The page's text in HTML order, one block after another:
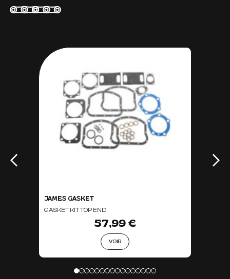
JAMES GASKET
GASKET KIT TOP END
57,99 €
VOIR